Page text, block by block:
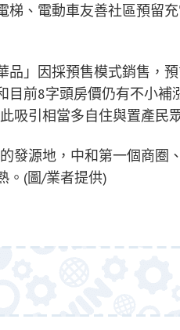
梯、電動車友善社區預留
品」因採預售模式銷售，
目前8字頭房價仍有不小
吸引相當多自住與置產民
發源地，中和第一個商圈
。(圖/業者提供)